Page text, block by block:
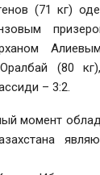
(71 кг)
(80
– 3:2.
момент